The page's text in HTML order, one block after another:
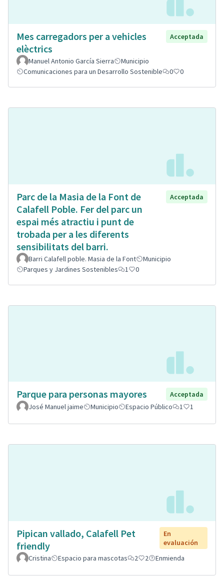
Mes carregadors per a vehicles
elèctrics
Acceptada
Manuel Antonio García Sierra
Municipio
Comunicaciones para un Desarrollo Sostenible
0 0
Parc de la Masia de la Font de
Calafell Poble. Fer del parc un
espai més atractiu i punt de
trobada per a les diferents
sensibilitats del barri.
Acceptada
Barri Calafell poble. Masia de la Font
Municipio
Parques y Jardines Sostenibles
1 0
Parque para personas mayores
Acceptada
José Manuel jaime
Municipio Espacio Público 1 1
Pipican vallado, Calafell Pet
friendly
En
evaluación
Cristina
Espacio para mascotas 2 2 Enmienda